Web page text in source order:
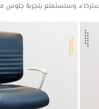
وستستمتع بتجربة جلوس